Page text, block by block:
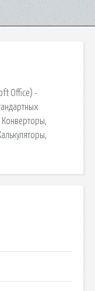
Office) -
Конверторы,